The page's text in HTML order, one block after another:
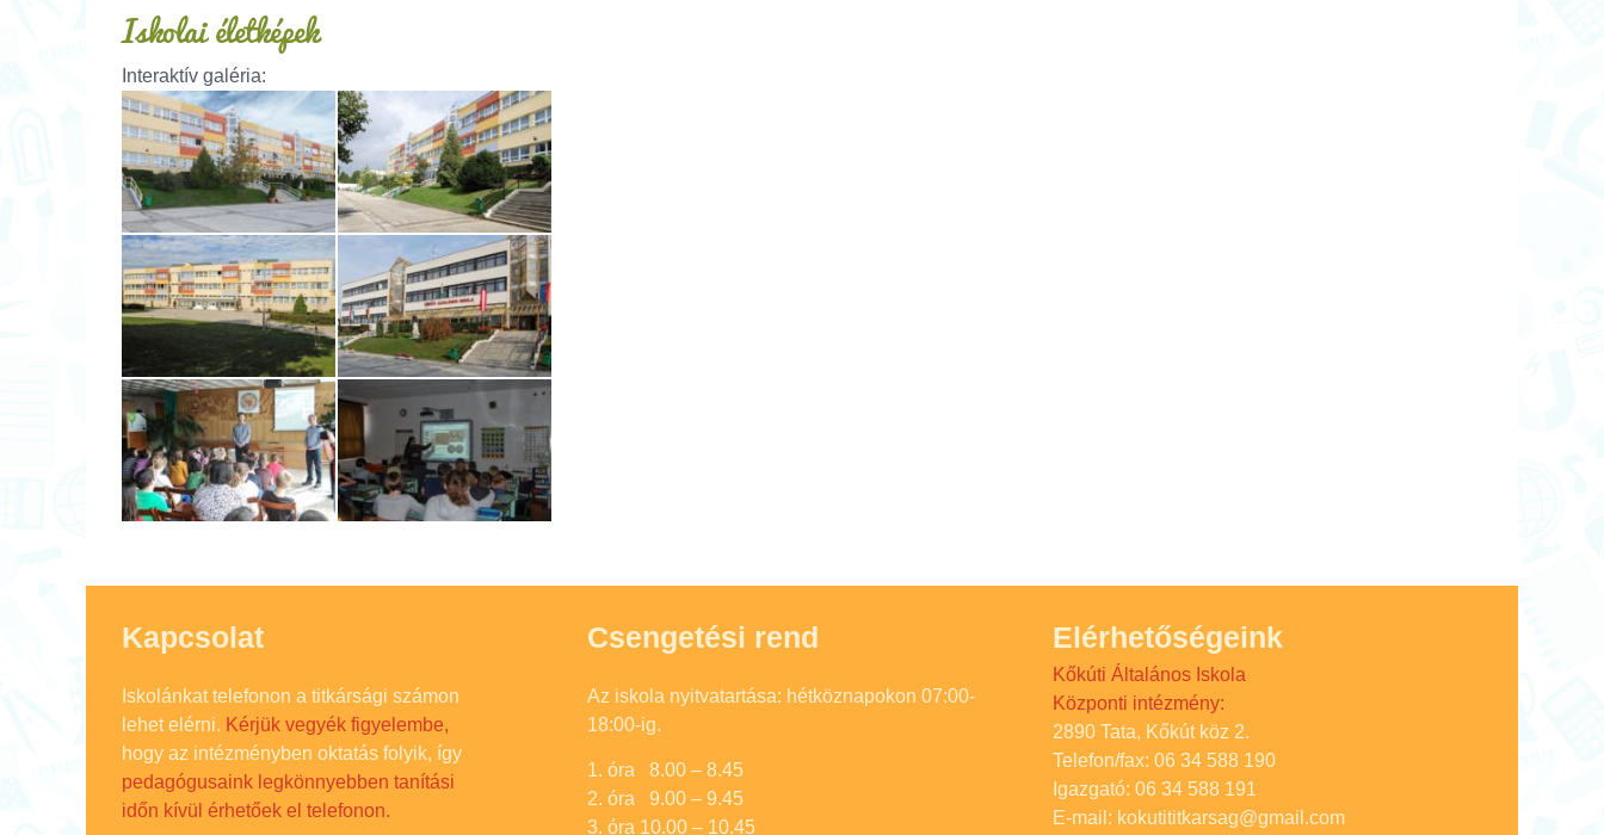
Iskolai életképek
Interaktív galéria:
Kapcsolat
Iskolánkat telefonon a titkársági számon
lehet elérni. Kérjük vegyék figyelembe,
hogy az intézményben oktatás folyik, így
pedagógusaink legkönnyebben tanítási
időn kívül érhetőek el telefonon.
Csengetési rend
Az iskola nyitvatartása: hétköznapokon 07:00-
18:00-ig.
1. óra 8.00 – 8.45
2. óra 9.00 – 9.45
3. óra 10.00 – 10.45
Elérhetőségeink
Kőkúti Általános Iskola
Központi intézmény:
2890 Tata, Kőkút köz 2.
Telefon/fax: 06 34 588 190
Igazgató: 06 34 588 191
E-mail: kokutititkarsag@gmail.com